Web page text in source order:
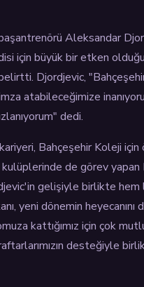
Aleksandar
için büyük bir etken
Djordjevic,
atabileceğimize
dedi.
Bahçeşehir Koleji
kulüplerinde de görev
gelişiyle birlikte
yeni dönemin
kattığımız için çok
desteğiyle